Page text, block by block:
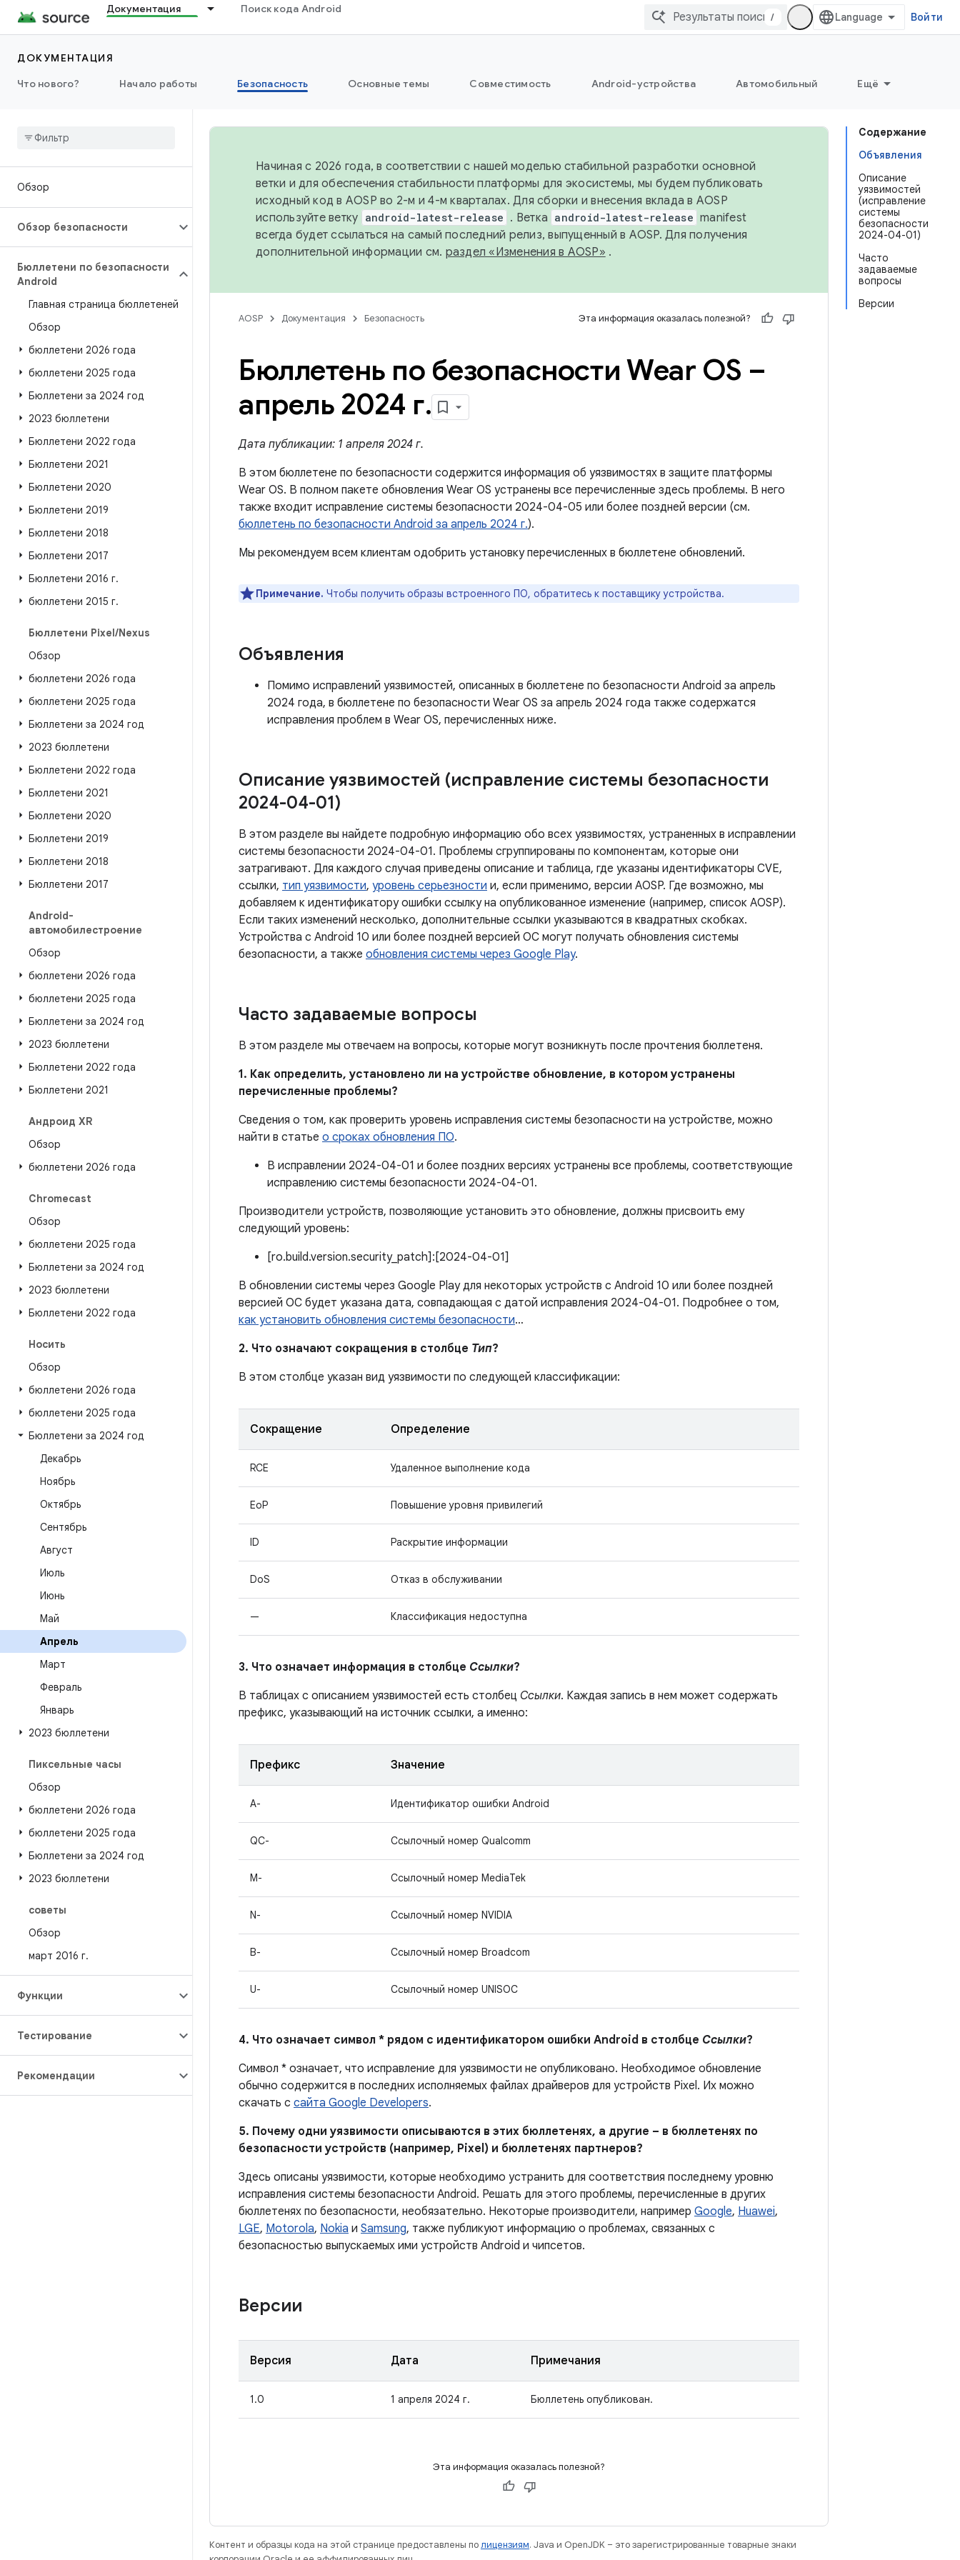
Документация Поиск кода Android
/ Войти
ДОКУМЕНТАЦИЯ
Что нового?
Начало работы Безопасность Основные темы Совместимость Android-устройства Автомобильный Ещё
Обзор
Обзор безопасности
Бюллетени по безопасности
Android
Главная страница бюллетеней
Обзор
бюллетени 2026 года
бюллетени 2025 года
Бюллетени за 2024 год
2023 бюллетени
Бюллетени 2022 года
Бюллетени 2021
Бюллетени 2020
Бюллетени 2019
Бюллетени 2018
Бюллетени 2017
Бюллетени 2016 г.
бюллетени 2015 г.
Бюллетени Pixel/Nexus
Обзор
бюллетени 2026 года
бюллетени 2025 года
Бюллетени за 2024 год
2023 бюллетени
Бюллетени 2022 года
Бюллетени 2021
Бюллетени 2020
Бюллетени 2019
Бюллетени 2018
Бюллетени 2017
Android-
автомобилестроение
Обзор
бюллетени 2026 года
бюллетени 2025 года
Бюллетени за 2024 год
2023 бюллетени
Бюллетени 2022 года
Бюллетени 2021
Андроид XR
Обзор
бюллетени 2026 года
Chromecast
Обзор
бюллетени 2025 года
Бюллетени за 2024 год
2023 бюллетени
Бюллетени 2022 года
Носить
Обзор
бюллетени 2026 года
бюллетени 2025 года
Бюллетени за 2024 год
Декабрь
Ноябрь
Октябрь
Сентябрь
Август
Июль
Июнь
Май
Апрель
Март
Февраль
Январь
2023 бюллетени
Пиксельные часы
Обзор
бюллетени 2026 года
бюллетени 2025 года
Бюллетени за 2024 год
2023 бюллетени
советы
Обзор
март 2016 г.
Функции
Тестирование
Рекомендации
Содержание
Объявления
Описание
уязвимостей
(исправление
системы
безопасности
2024-04-01)
Часто
задаваемые
вопросы
Версии
Начиная с 2026 года, в соответствии с нашей моделью стабильной разработки основной
ветки и для обеспечения стабильности платформы для экосистемы, мы будем публиковать
исходный код в AOSP во 2-м и 4-м кварталах. Для сборки и внесения вклада в AOSP
используйте ветку android-latest-release . Ветка android-latest-release manifest
всегда будет ссылаться на самый последний релиз, выпущенный в AOSP. Для получения
дополнительной информации см. раздел «Изменения в AOSP» .
AOSP Документация Безопасность Эта информация оказалась полезной?
Бюллетень по безопасности Wear OS –
апрель 2024 г.
Дата публикации: 1 апреля 2024 г.
В этом бюллетене по безопасности содержится информация об уязвимостях в защите платформы
Wear OS. В полном пакете обновления Wear OS устранены все перечисленные здесь проблемы. В него
также входит исправление системы безопасности 2024-04-05 или более поздней версии (см.
бюллетень по безопасности Android за апрель 2024 г.).
Мы рекомендуем всем клиентам одобрить установку перечисленных в бюллетене обновлений.
Примечание. Чтобы получить образы встроенного ПО, обратитесь к поставщику устройства.
Объявления
Помимо исправлений уязвимостей, описанных в бюллетене по безопасности Android за апрель
2024 года, в бюллетене по безопасности Wear OS за апрель 2024 года также содержатся
исправления проблем в Wear OS, перечисленных ниже.
Описание уязвимостей (исправление системы безопасности
2024-04-01)
В этом разделе вы найдете подробную информацию обо всех уязвимостях, устраненных в исправлении
системы безопасности 2024-04-01. Проблемы сгруппированы по компонентам, которые они
затрагивают. Для каждого случая приведены описание и таблица, где указаны идентификаторы CVE,
ссылки, тип уязвимости, уровень серьезности и, если применимо, версии AOSP. Где возможно, мы
добавляем к идентификатору ошибки ссылку на опубликованное изменение (например, список AOSP).
Если таких изменений несколько, дополнительные ссылки указываются в квадратных скобках.
Устройства с Android 10 или более поздней версией ОС могут получать обновления системы
безопасности, а также обновления системы через Google Play.
Часто задаваемые вопросы
В этом разделе мы отвечаем на вопросы, которые могут возникнуть после прочтения бюллетеня.
1. Как определить, установлено ли на устройстве обновление, в котором устранены
перечисленные проблемы?
Сведения о том, как проверить уровень исправления системы безопасности на устройстве, можно
найти в статье о сроках обновления ПО.
В исправлении 2024-04-01 и более поздних версиях устранены все проблемы, соответствующие
исправлению системы безопасности 2024-04-01.
Производители устройств, позволяющие установить это обновление, должны присвоить ему
следующий уровень:
[ro.build.version.security_patch]:[2024-04-01]
В обновлении системы через Google Play для некоторых устройств с Android 10 или более поздней
версией ОС будет указана дата, совпадающая с датой исправления 2024-04-01. Подробнее о том,
как установить обновления системы безопасности…
2. Что означают сокращения в столбце Тип?
В этом столбце указан вид уязвимости по следующей классификации:
Сокращение Определение
RCE Удаленное выполнение кода
EoP Повышение уровня привилегий
ID Раскрытие информации
DoS Отказ в обслуживании
— Классификация недоступна
3. Что означает информация в столбце Ссылки?
В таблицах с описанием уязвимостей есть столбец Ссылки. Каждая запись в нем может содержать
префикс, указывающий на источник ссылки, а именно:
Префикс Значение
A- Идентификатор ошибки Android
QC- Ссылочный номер Qualcomm
M- Ссылочный номер MediaTek
N- Ссылочный номер NVIDIA
B- Ссылочный номер Broadcom
U- Ссылочный номер UNISOC
4. Что означает символ * рядом с идентификатором ошибки Android в столбце Ссылки?
Символ * означает, что исправление для уязвимости не опубликовано. Необходимое обновление
обычно содержится в последних исполняемых файлах драйверов для устройств Pixel. Их можно
скачать с сайта Google Developers.
5. Почему одни уязвимости описываются в этих бюллетенях, а другие – в бюллетенях по
безопасности устройств (например, Pixel) и бюллетенях партнеров?
Здесь описаны уязвимости, которые необходимо устранить для соответствия последнему уровню
исправления системы безопасности Android. Решать для этого проблемы, перечисленные в других
бюллетенях по безопасности, необязательно. Некоторые производители, например Google, Huawei,
LGE, Motorola, Nokia и Samsung, также публикуют информацию о проблемах, связанных с
безопасностью выпускаемых ими устройств Android и чипсетов.
Версии
Версия Дата Примечания
1.0 1 апреля 2024 г. Бюллетень опубликован.
Эта информация оказалась полезной?
Контент и образцы кода на этой странице предоставлены полицензиям. Java и OpenJDK – это зарегистрированные товарные знаки